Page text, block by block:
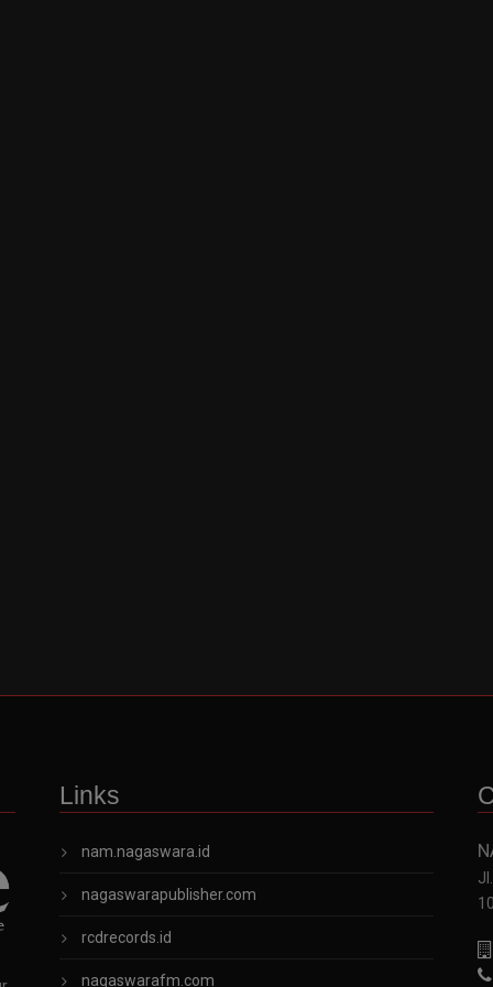
Links
nam.nagaswara.id
nagaswarapublisher.com
rcdrecords.id
nagaswarafm.com